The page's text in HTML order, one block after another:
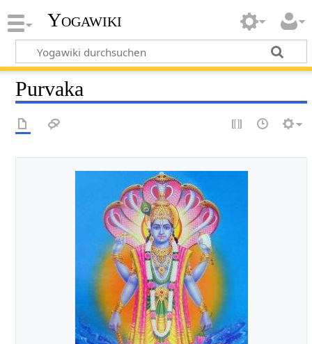
Yogawiki
Purvaka